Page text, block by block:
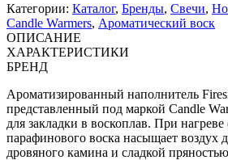
Категории: Каталог, Бренды, Свечи,
Candle Warmers, Ароматический воск
ОПИСАНИЕ
ХАРАКТЕРИСТИКИ
БРЕНД
Ароматизированный наполнитель
представленный под маркой Candle
для закладки в воскоплав. При нагреве
парафинового воска насыщает воздух
дровяного камина и сладкой